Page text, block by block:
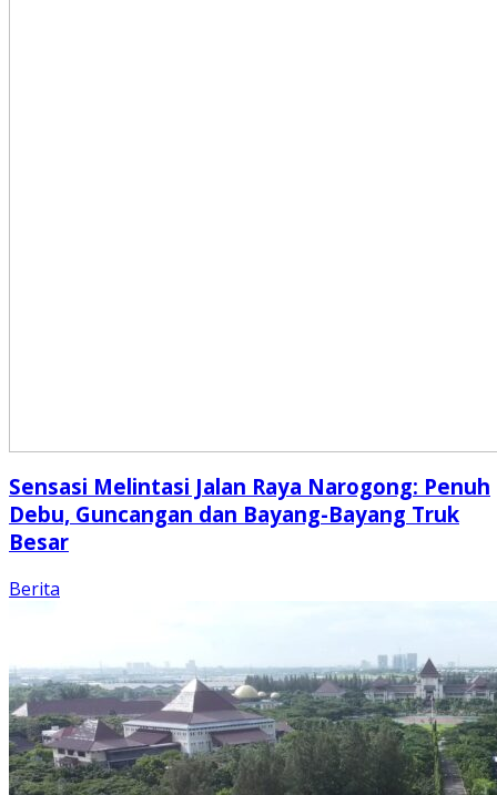
Sensasi Melintasi Jalan Raya Narogong: Penuh
Debu, Guncangan dan Bayang-Bayang Truk
Besar
Berita